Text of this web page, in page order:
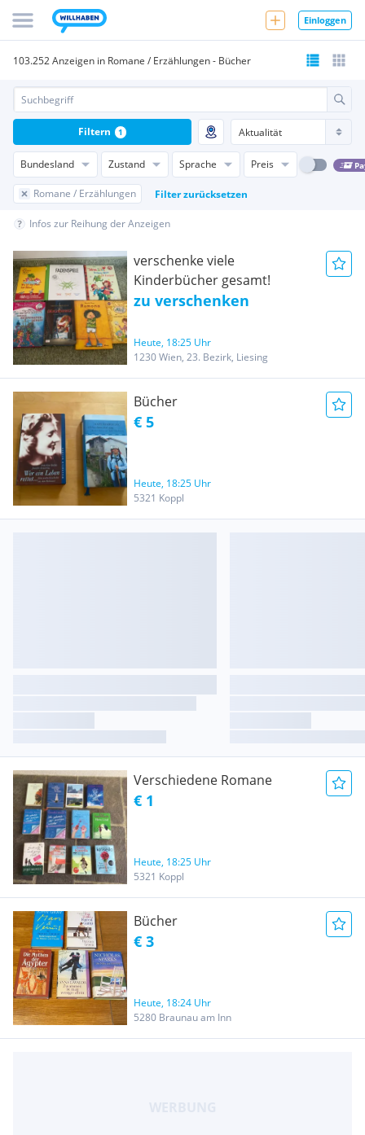
Einloggen
103.252 Anzeigen in Romane / Erzählungen - Bücher
Bundesland Zustand Sprache Preis
Romane / Erzählungen Filter zurücksetzen
Filtern 1
Infos zur Reihung der Anzeigen
verschenke viele
Kinderbücher gesamt!
zu verschenken
Heute, 18:25 Uhr
1230 Wien, 23. Bezirk, Liesing
Bücher
€ 5
Heute, 18:25 Uhr
5321 Koppl
Verschiedene Romane
€ 1
Heute, 18:25 Uhr
5321 Koppl
Bücher
€ 3
Heute, 18:24 Uhr
5280 Braunau am Inn